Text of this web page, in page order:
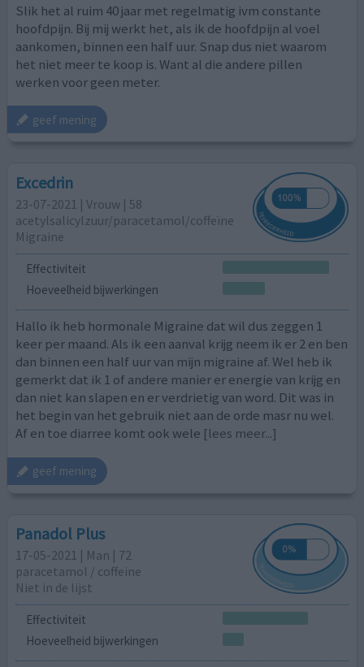
Slik het al ruim 40 jaar met regelmatig ivm constante
hoofdpijn. Bij mij werkt het, als ik de hoofdpijn al voel
aankomen, binnen een half uur. Snap dus niet waarom
het niet meer te koop is. Want al die andere pillen
werken voor geen meter.
geef mening
Excedrin
23-07-2021 | Vrouw | 58
acetylsalicylzuur/paracetamol/coffeïne
Migraine
Effectiviteit
Hoeveelheid bijwerkingen
Hallo ik heb hormonale Migraine dat wil dus zeggen 1
keer per maand. Als ik een aanval krijg neem ik er 2 en ben
dan binnen een half uur van mijn migraine af. Wel heb ik
gemerkt dat ik 1 of andere manier er energie van krijg en
dan niet kan slapen en er verdrietig van word. Dit was in
het begin van het gebruik niet aan de orde masr nu wel.
Af en toe diarree komt ook wele [lees meer...]
geef mening
Panadol Plus
17-05-2021 | Man | 72
paracetamol / coffeine
Niet in de lijst
Effectiviteit
Hoeveelheid bijwerkingen